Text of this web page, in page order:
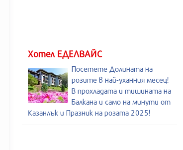
Хотел ЕДЕЛВАЙС
Посетете Долината на
розите в най-уханния месец!
В прохладата и тишината на
Балкана и само на минути от
Казанлък и Празник на розата 2025!